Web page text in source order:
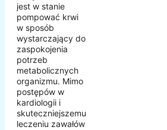
jest w stanie
pompować krwi
w sposób
wystarczający do
zaspokojenia
potrzeb
metabolicznych
organizmu. Mimo
postępów w
kardiologii i
skuteczniejszemu
leczeniu zawałów